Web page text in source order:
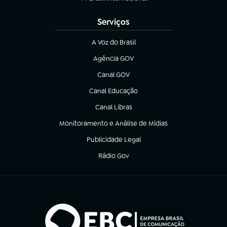
Serviços
A Voz do Brasil
(abre em nova aba)
Agência GOV
(abre em nova aba)
Canal GOV
(abre em nova aba)
Canal Educação
(abre em nova aba)
Canal Libras
(abre em nova aba)
Monitoramento e Análise de Mídias
(abre em nova aba)
Publicidade Legal
(abre em nova aba)
Rádio Gov
(abre em nova aba)